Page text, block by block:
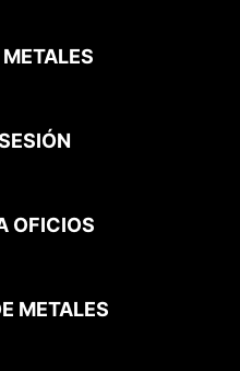
OFICIOS
METALES